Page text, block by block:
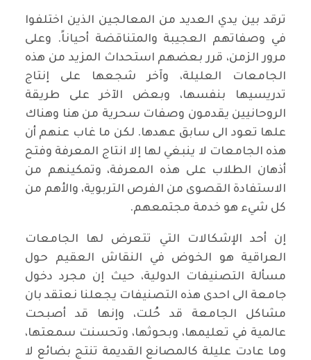
ترقد بين يدي العديد من المعالجين الذين اختلفوا
في وصفاتهم العجيبة والمتناقضة أحياناً. وعلى
مرور الزمن، قرر بعضهم استحداث المزيد من هذه
الجامعات العليلة، وآخر شجعها على إنتاج
تدريسيها بنفسها، وبعض الآخر على طريقة
الروحانيين يقدمون وصفات سحرية من هنا وهناك
علها تعود الى سابق عهدها. لكن ما غاب عنهم أن
هذه الجامعات لا ينبغي لها إلا انتاج المعرفة وفتح
أذهان الطلاب على هذه المعرفة، وتمكينهم من
الاستفادة القصوى من الفرص التربوية، والأهم من
كل شيء هو خدمة مجتمعهم.
إن أحد الإشكالات التي تتعرض لها الجامعات
العراقية هو الخوض في النقاش العقيم حول
مسألة التصنيفات الدولية، حيث إن مجرد دخول
جامعة الى احدى هذه التصنيفات يجعلنا نعتقد بان
مشاكل الجامعة قد حُلت، وإنها قد أصبحت
عالمية في تعليمها، وبحوثها، وتحسنت سمعتها،
وما عادت عليلة كالمصانع القديمة تنتج بضائع لا